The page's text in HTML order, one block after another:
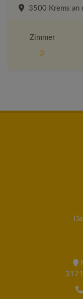
3500 Krems an
Zimmer
3